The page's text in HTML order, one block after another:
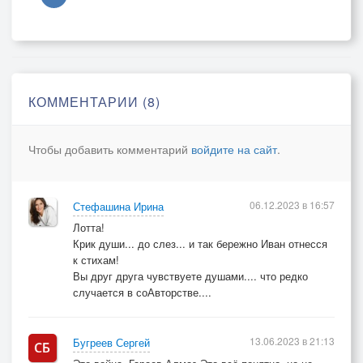
Я молча иду одна.
В счастье сегодня не верится
КОММЕНТАРИИ (8)
Чтобы добавить комментарий войдите на сайт.
Стефашина Ирина
Лотта!
Крик души... до слез... и так бережно Иван отнесся
к стихам!
Вы друг друга чувствуете душами.... что редко
случается в соАвторстве....
06.12.2023 в 16:57
Бугреев Сергей
13.06.2023 в 21:13